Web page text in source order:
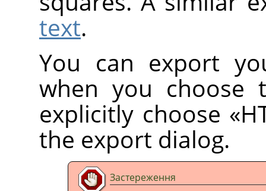
text.
You can export
when you
explicitly choose «
the export dialog.
Застереження